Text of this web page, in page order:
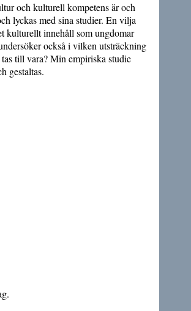
och kulturell kompetens är och
lyckas med sina studier. En vilja
kulturellt innehåll som ungdomar
också i vilken utsträckning
till vara? Min empiriska studie
gestaltas.